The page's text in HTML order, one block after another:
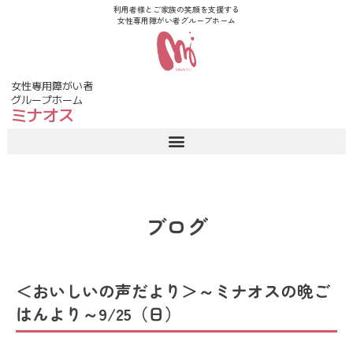
利用者様とご家族の笑顔を支援する
女性専用障がい者グループホーム
女性専用障がい者
グループホーム
ミナオス
ブログ
＜おいしいの声だより＞～ミナオスの晩ご
はんより～9/25（日）